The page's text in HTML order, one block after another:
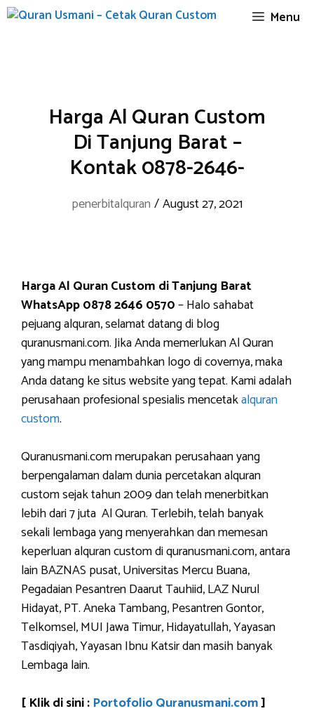
Skip
Menu
Harga Al Quran Custom
Di Tanjung Barat –
Kontak 0878-2646-
penerbitalquran /August 27, 2021
Harga Al Quran Custom di Tanjung Barat
WhatsApp 0878 2646 0570– Halo sahabat
pejuang alquran, selamat datang di blog
quranusmani.com. Jika Anda memerlukan Al Quran
yang mampu menambahkan logo di covernya, maka
Anda datang ke situs website yang tepat. Kami adalah
perusahaan profesional spesialis mencetakalquran
custom.
Quranusmani.com merupakan perusahaan yang
berpengalaman dalam dunia percetakan alquran
custom sejak tahun 2009 dan telah menerbitkan
lebih dari 7 juta Al Quran. Terlebih, telah banyak
sekali lembaga yang menyerahkan dan memesan
keperluan alquran custom di quranusmani.com, antara
lain BAZNAS pusat, Universitas Mercu Buana,
Pegadaian Pesantren Daarut Tauhiid, LAZ Nurul
Hidayat, PT. Aneka Tambang, Pesantren Gontor,
Telkomsel, MUI Jawa Timur, Hidayatullah, Yayasan
Tasdiqiyah, Yayasan Ibnu Katsir dan masih banyak
Lembaga lain.
[ Klik di sini : Portofolio Quranusmani.com]